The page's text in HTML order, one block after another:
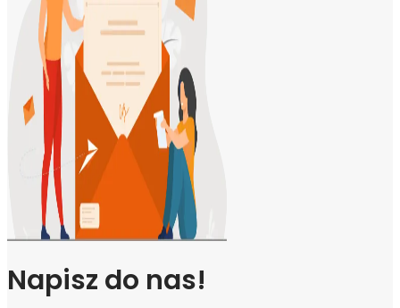
Napisz do nas!